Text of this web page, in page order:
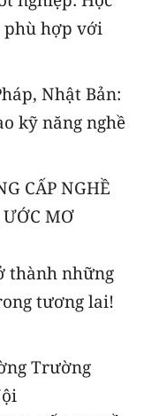
phù hợp với
Nhật Bản:
kỹ năng nghề
CẤP NGHỀ
MƠ
thành những
tương lai!
Trường